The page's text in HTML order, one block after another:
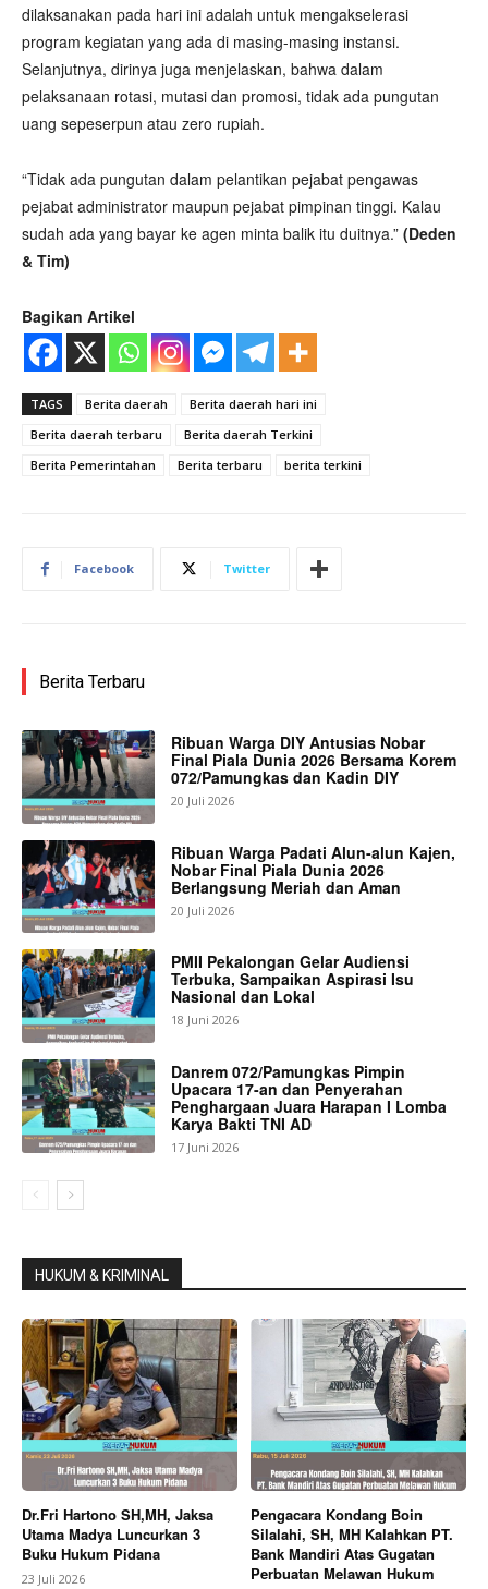
dilaksanakan pada hari ini adalah untuk mengakselerasi
program kegiatan yang ada di masing-masing instansi.
Selanjutnya, dirinya juga menjelaskan, bahwa dalam
pelaksanaan rotasi, mutasi dan promosi, tidak ada pungutan
uang sepeserpun atau zero rupiah.
“Tidak ada pungutan dalam pelantikan pejabat pengawas
pejabat administrator maupun pejabat pimpinan tinggi. Kalau
sudah ada yang bayar ke agen minta balik itu duitnya.” (Deden
& Tim)
Bagikan Artikel
TAGS Berita daerah
Berita daerah hari ini
Berita daerah terbaru
Berita daerah Terkini
Berita Pemerintahan
Berita terbaru berita terkini
Facebook Twitter
Berita Terbaru
Ribuan Warga DIY Antusias Nobar
Final Piala Dunia 2026 Bersama Korem
072/Pamungkas dan Kadin DIY
20 Juli 2026
Ribuan Warga Padati Alun-alun Kajen,
Nobar Final Piala Dunia 2026
Berlangsung Meriah dan Aman
20 Juli 2026
PMII Pekalongan Gelar Audiensi
Terbuka, Sampaikan Aspirasi Isu
Nasional dan Lokal
18 Juni 2026
Danrem 072/Pamungkas Pimpin
Upacara 17-an dan Penyerahan
Penghargaan Juara Harapan I Lomba
Karya Bakti TNI AD
17 Juni 2026
HUKUM & KRIMINAL
Dr.Fri Hartono SH,MH, Jaksa
Utama Madya Luncurkan 3
Buku Hukum Pidana
23 Juli 2026
Pengacara Kondang Boin
Silalahi, SH, MH Kalahkan PT.
Bank Mandiri Atas Gugatan
Perbuatan Melawan Hukum